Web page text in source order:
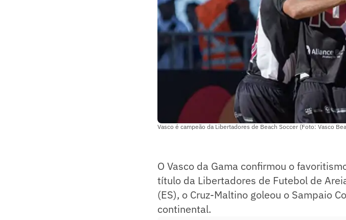
Vasco é campeão da Libertadores de Beach Soccer (Foto: Vasco
O Vasco da Gama confirmou o
título da Libertadores de Futebol de
(ES), o Cruz-Maltino goleou o Sampaio
continental.